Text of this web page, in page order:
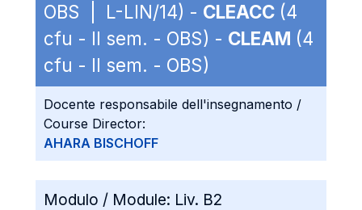
OBS | L-LIN/14) - CLEACC (4
cfu - II sem. - OBS) - CLEAM (4
cfu - II sem. - OBS)
Docente responsabile dell'insegnamento /
Course Director:
AHARA BISCHOFF
Modulo / Module: Liv. B2